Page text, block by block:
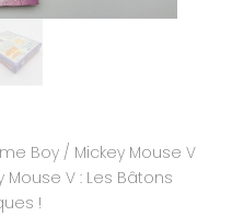
Boy/ Mickey Mouse V
Mouse V : Les Bâtons
!